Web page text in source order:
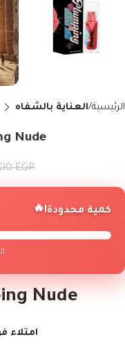
الرئيسية العناية بالشفاه
Nude
EGP
🔥كمية محدودة!
Nude
امتلاء